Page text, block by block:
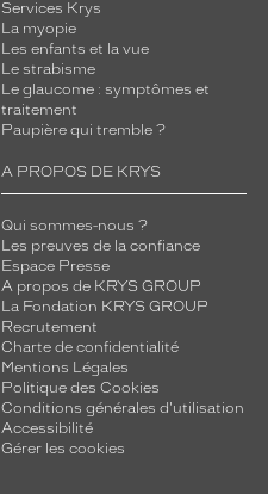
Services Krys
La myopie
Les enfants et la vue
Le strabisme
Le glaucome : symptômes et
traitement
Paupière qui tremble ?
A PROPOS DE KRYS
Qui sommes-nous ?
Les preuves de la confiance
Espace Presse
A propos de KRYS GROUP
La Fondation KRYS GROUP
Recrutement
Charte de confidentialité
Mentions Légales
Politique des Cookies
Conditions générales d'utilisation
Accessibilité
Gérer les cookies